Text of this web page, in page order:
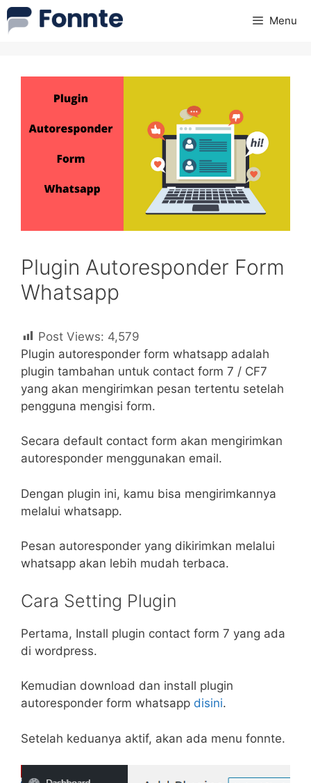
Skip
to
Menu
Plugin Autoresponder Form
Whatsapp
Post Views: 4,579
Plugin autoresponder form whatsapp adalah
plugin tambahan untuk contact form 7 / CF7
yang akan mengirimkan pesan tertentu setelah
pengguna mengisi form.
Secara default contact form akan mengirimkan
autoresponder menggunakan email.
Dengan plugin ini, kamu bisa mengirimkannya
melalui whatsapp.
Pesan autoresponder yang dikirimkan melalui
whatsapp akan lebih mudah terbaca.
Cara Setting Plugin
Pertama, Install plugin contact form 7 yang ada
di wordpress.
Kemudian download dan install plugin
autoresponder form whatsapp disini.
Setelah keduanya aktif, akan ada menu fonnte.